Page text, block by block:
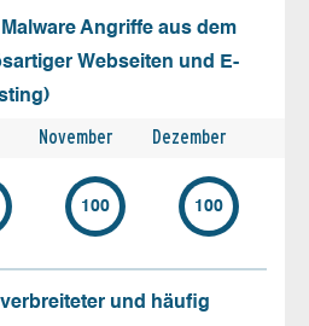
Angriffe aus dem
Webseiten und E-
November Dezember
100 100
und häufig